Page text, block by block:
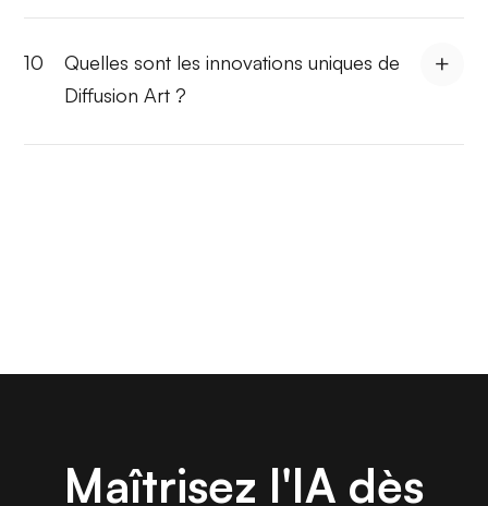
10
Quelles sont les innovations uniques de
Diffusion Art ?
Maîtrisez l'IA dès